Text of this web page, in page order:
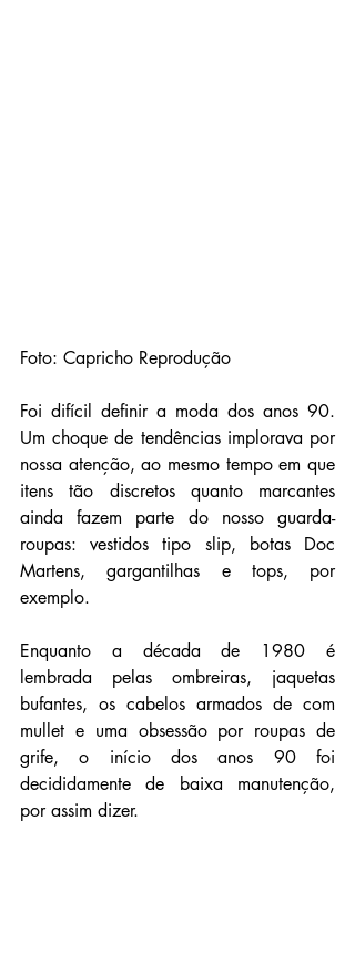
Foto: Capricho Reprodução
Foi difícil definir a moda dos anos 90.
Um choque de tendências implorava por
nossa atenção, ao mesmo tempo em que
itens tão discretos quanto marcantes
ainda fazem parte do nosso guarda-
roupas: vestidos tipo slip, botas Doc
Martens, gargantilhas e tops, por
exemplo.
Enquanto a década de 1980 é
lembrada pelas ombreiras, jaquetas
bufantes, os cabelos armados de com
mullet e uma obsessão por roupas de
grife, o início dos anos 90 foi
decididamente de baixa manutenção,
por assim dizer.